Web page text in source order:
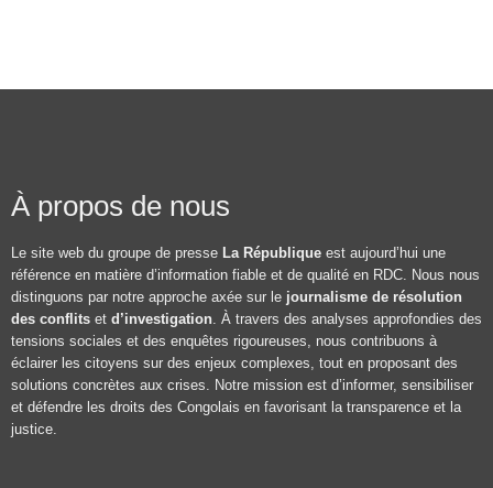
À propos de nous
Le site web du groupe de presse La République est aujourd’hui une
référence en matière d’information fiable et de qualité en RDC. Nous nous
distinguons par notre approche axée sur le journalisme de résolution
des conflits et d’investigation. À travers des analyses approfondies des
tensions sociales et des enquêtes rigoureuses, nous contribuons à
éclairer les citoyens sur des enjeux complexes, tout en proposant des
solutions concrètes aux crises. Notre mission est d’informer, sensibiliser
et défendre les droits des Congolais en favorisant la transparence et la
justice.